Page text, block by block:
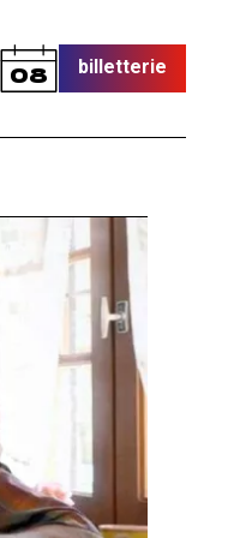
08 billetterie